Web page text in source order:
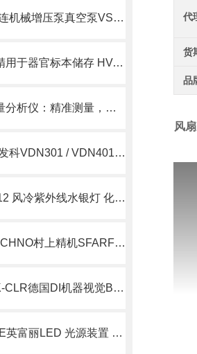
日本ULVAC直连机械增压泵真空泵VS300A-W简介
日本TOSEI东精用于器官标本储存 HV-300包装机北崎有售
半导体用氧含量分析仪：精准测量，提升生产质量
日本ULVAC爱发科VDN301 / VDN401 油旋片式真空泵
EYE H015-L312 风冷紫外线水银灯 化工 UV 固化光反应光源
日本URAS-TECHNO村上精机SFARF-45-90SRTKBZ振动筛网北崎热卖
BE-R130-F5-K-CLR德国DI机器视觉BE-R 环形灯北崎热卖
日本INFELDGE英富丽LED 光源装置 BMH-400LED
代
货
品
风